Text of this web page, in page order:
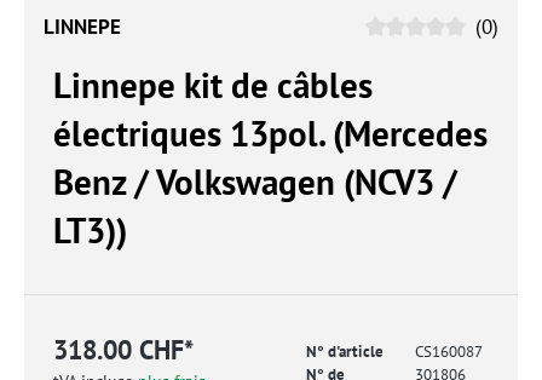
LINNEPE (0)
Linnepe kit de câbles
électriques 13pol. (Mercedes
Benz / Volkswagen (NCV3 /
LT3))
318.00 CHF* N° d'article
CS160087
N° de
301806